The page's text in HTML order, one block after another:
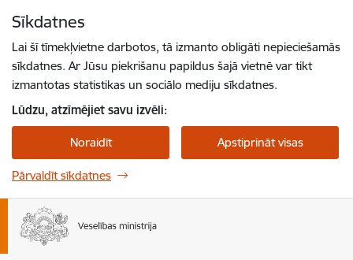
Sīkdatnes
Lai šī tīmekļvietne darbotos, tā izmanto obligāti nepieciešamās
sīkdatnes. Ar Jūsu piekrišanu papildus šajā vietnē var tikt
izmantotas statistikas un sociālo mediju sīkdatnes.
Lūdzu, atzīmējiet savu izvēli:
Noraidīt Apstiprināt visas
Pārvaldīt sīkdatnes